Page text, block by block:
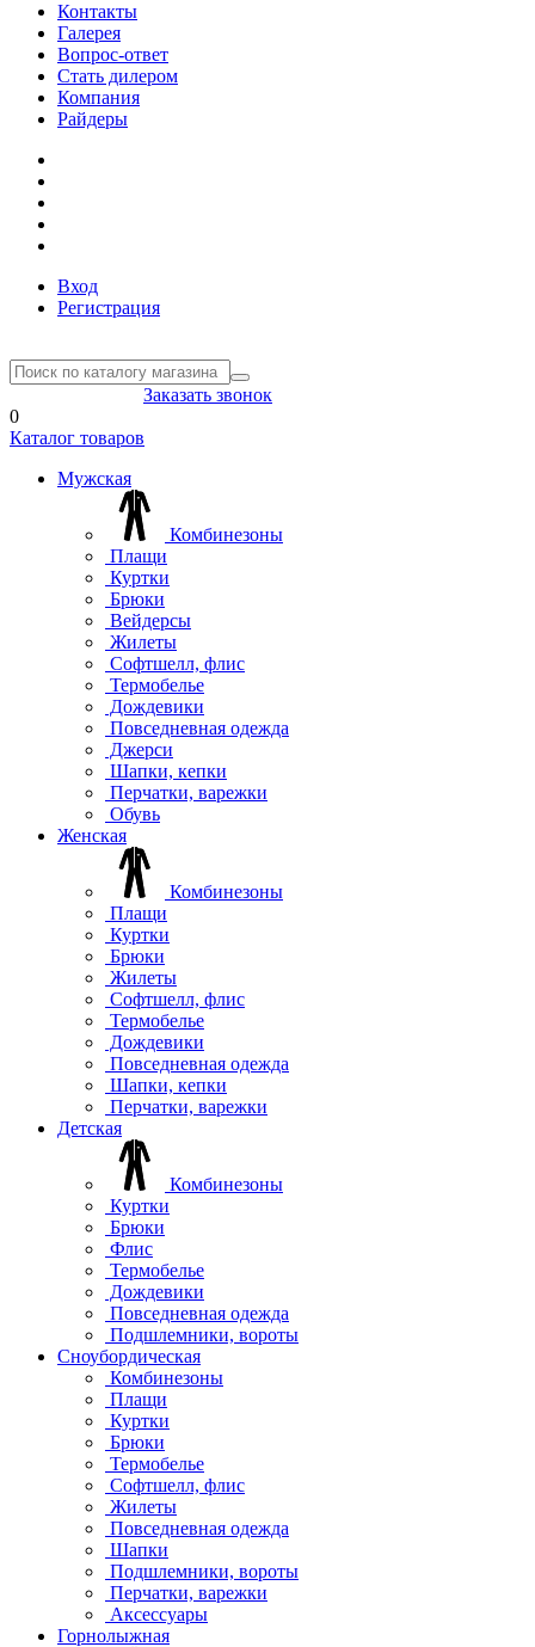
Контакты
Галерея
Вопрос-ответ
Стать дилером
Компания
Райдеры
Вход
Регистрация
Заказать звонок
0
Каталог товаров
Мужская
Комбинезоны
Плащи
Куртки
Брюки
Вейдерсы
Жилеты
Софтшелл, флис
Термобелье
Дождевики
Повседневная одежда
Джерси
Шапки, кепки
Перчатки, варежки
Обувь
Женская
Комбинезоны
Плащи
Куртки
Брюки
Жилеты
Софтшелл, флис
Термобелье
Дождевики
Повседневная одежда
Шапки, кепки
Перчатки, варежки
Детская
Комбинезоны
Куртки
Брюки
Флис
Термобелье
Дождевики
Повседневная одежда
Подшлемники, вороты
Сноубордическая
Комбинезоны
Плащи
Куртки
Брюки
Термобелье
Софтшелл, флис
Жилеты
Повседневная одежда
Шапки
Подшлемники, вороты
Перчатки, варежки
Аксессуары
Горнолыжная